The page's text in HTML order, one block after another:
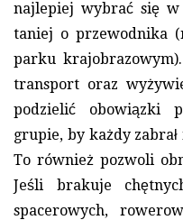
najlepiej wybrać się
taniej o przewodnika
parku
transport oraz
podzielić obowiązki
grupie, by każdy
To również pozwoli
Jeśli brakuje
spacerowych,